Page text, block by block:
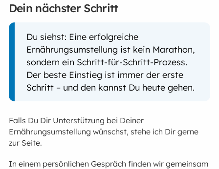
Dein nächster Schritt
Du siehst: Eine erfolgreiche
Ernährungsumstellung ist kein Marathon,
sondern ein Schritt-für-Schritt-Prozess.
Der beste Einstieg ist immer der erste
Schritt – und den kannst Du heute gehen.
Falls Du Dir Unterstützung bei Deiner
Ernährungsumstellung wünschst, stehe ich Dir gerne
zur Seite.
In einem persönlichen Gespräch finden wir gemeinsam